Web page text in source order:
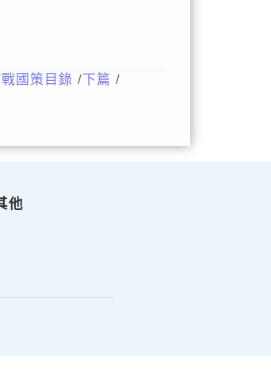
戰國策目錄 / 下篇 /
他